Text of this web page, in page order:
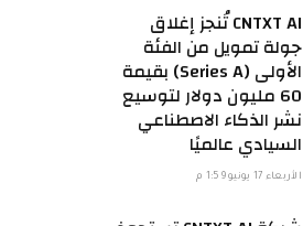
CNTXT AI تُنجز إغلاق
جولة تمويل من الفئة
الأولى (Series A) بقيمة
60 مليون دولار لتوسيع
نشر الذكاء الاصطناعي
السيادي عالميًا
الأربعاء 17 يونيو 1:59 م